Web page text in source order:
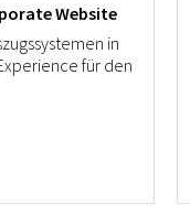
Website
in
für den